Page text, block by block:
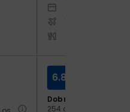
Warszawa -
Dobry
254 opinie
6.8